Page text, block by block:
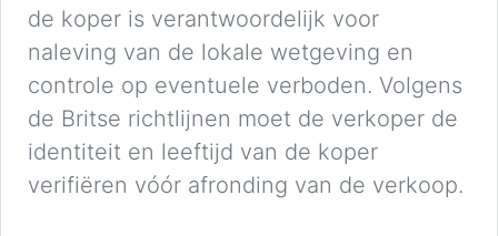
de koper is verantwoordelijk voor
naleving van de lokale wetgeving en
controle op eventuele verboden. Volgens
de Britse richtlijnen moet de verkoper de
identiteit en leeftijd van de koper
verifiëren vóór afronding van de verkoop.